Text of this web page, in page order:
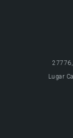
Lugar